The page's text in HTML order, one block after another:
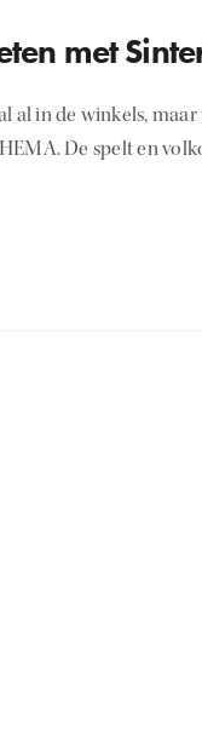
met
al in de winkels,
De spelt en